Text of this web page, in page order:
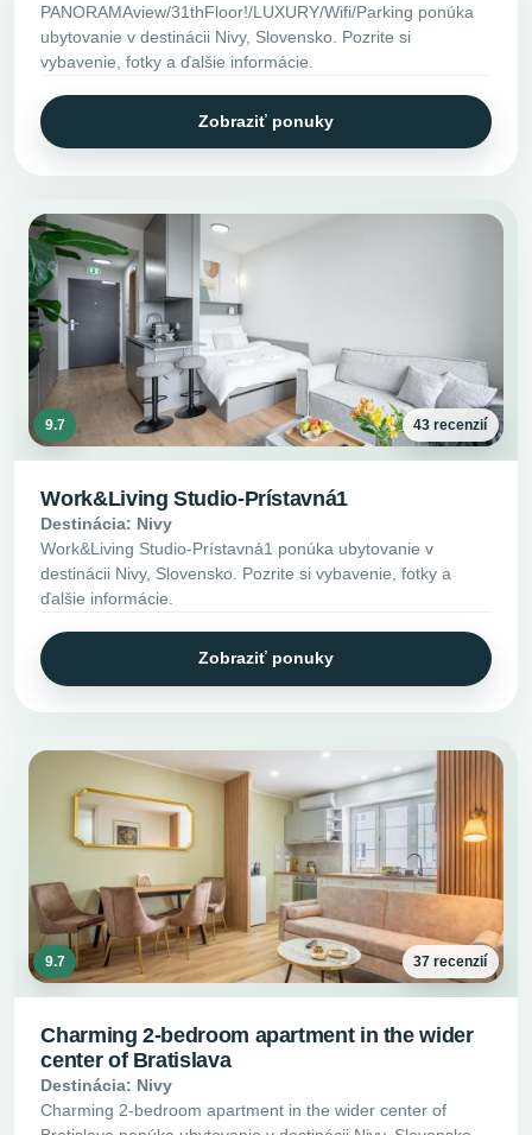
PANORAMAview/31thFloor!/LUXURY/Wifi/Parking ponúka
ubytovanie v destinácii Nivy, Slovensko. Pozrite si
vybavenie, fotky a ďalšie informácie.
Zobraziť ponuky
9.7 43 recenzií
Work&Living Studio-Prístavná1
Destinácia: Nivy
Work&Living Studio-Prístavná1 ponúka ubytovanie v
destinácii Nivy, Slovensko. Pozrite si vybavenie, fotky a
ďalšie informácie.
Zobraziť ponuky
9.7 37 recenzií
Charming 2-bedroom apartment in the wider
center of Bratislava
Destinácia: Nivy
Charming 2-bedroom apartment in the wider center of